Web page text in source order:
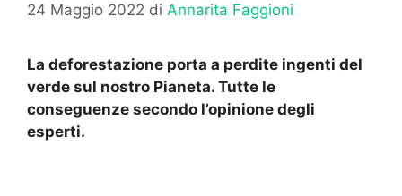
24 Maggio 2022 di Annarita Faggioni
La deforestazione porta a perdite ingenti del
verde sul nostro Pianeta. Tutte le
conseguenze secondo l’opinione degli
esperti.